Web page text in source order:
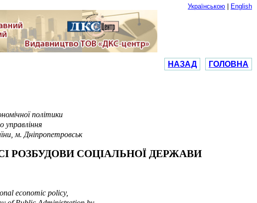
Українською English
НАЗАД ГОЛОВНА
політики
управління
м. Дніпропетровськ
РОЗБУДОВИ СОЦІАЛЬНОЇ ДЕРЖАВИ
economic policy,